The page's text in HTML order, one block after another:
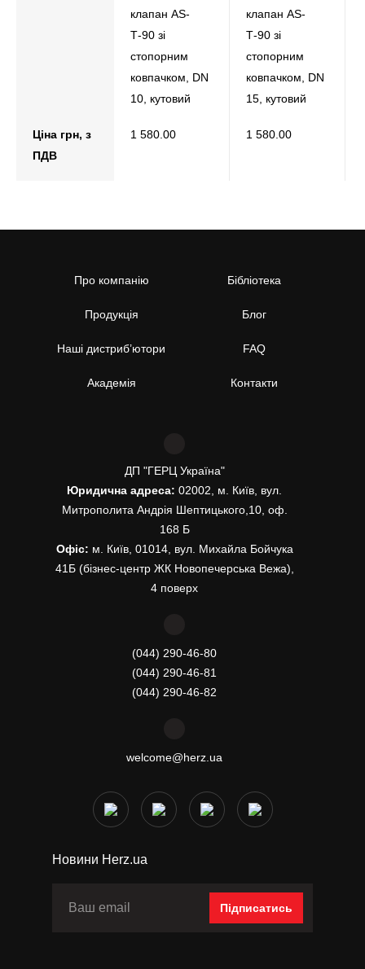
клапан АS-
Т-90 зі
стопорним
ковпачком, DN
10, кутовий
клапан АS-
Т-90 зі
стопорним
ковпачком, DN
15, кутовий
Ціна грн, з
ПДВ
1 580.00 1 580.00
Про компанію
Продукція
Наші дистриб’ютори
Академія
Бібліотека
Блог
FAQ
Контакти
ДП "ГЕРЦ Україна"
Юридична адреса: 02002, м. Київ, вул.
Митрополита Андрія Шептицького,10, оф.
168 Б
Офіс: м. Київ, 01014, вул. Михайла Бойчука
41Б (бізнес-центр ЖК Новопечерська Вежа),
4 поверх
(044) 290-46-80
(044) 290-46-81
(044) 290-46-82
welcome@herz.ua
Новини Herz.ua
Підписатись